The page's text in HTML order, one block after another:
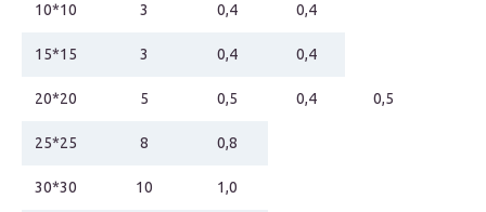
10*10 3 0,4 0,4
15*15 3 0,4 0,4
20*20 5 0,5 0,4 0,5
25*25 8 0,8
30*30 10 1,0